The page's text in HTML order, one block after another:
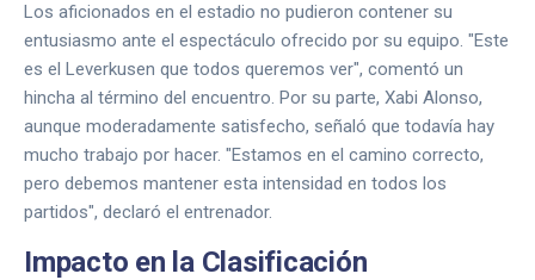
Los aficionados en el estadio no pudieron contener su
entusiasmo ante el espectáculo ofrecido por su equipo. "Este
es el Leverkusen que todos queremos ver", comentó un
hincha al término del encuentro. Por su parte, Xabi Alonso,
aunque moderadamente satisfecho, señaló que todavía hay
mucho trabajo por hacer. "Estamos en el camino correcto,
pero debemos mantener esta intensidad en todos los
partidos", declaró el entrenador.
Impacto en la Clasificación